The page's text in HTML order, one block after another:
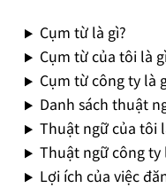
Cụm từ là gì?
Cụm từ của tôi là
Cụm từ công ty là
Danh sách thuật
Thuật ngữ của tôi
Thuật ngữ công ty
Lợi ích của việc